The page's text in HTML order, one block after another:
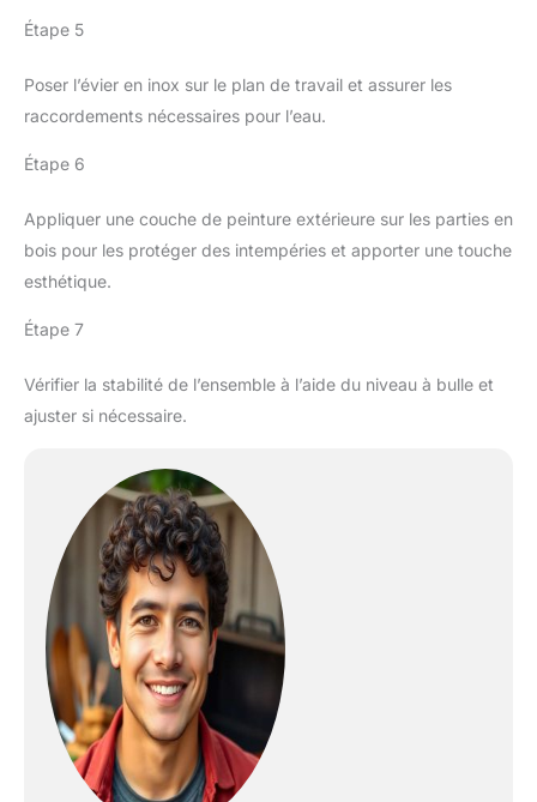
Étape 5
Poser l’évier en inox sur le plan de travail et assurer les
raccordements nécessaires pour l’eau.
Étape 6
Appliquer une couche de peinture extérieure sur les parties en
bois pour les protéger des intempéries et apporter une touche
esthétique.
Étape 7
Vérifier la stabilité de l’ensemble à l’aide du niveau à bulle et
ajuster si nécessaire.